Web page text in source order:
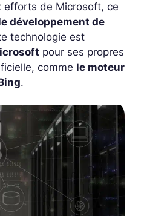
efforts de Microsoft, ce
développement de
technologie est
pour ses propres
comme le moteur
.